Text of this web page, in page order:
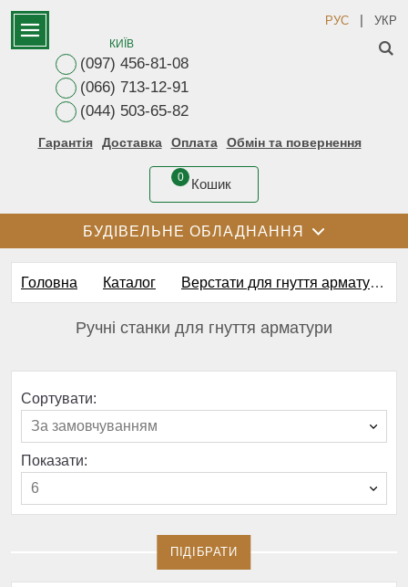
КИЇВ
(097) 456-81-08
(066) 713-12-91
(044) 503-65-82
Гарантія Доставка Оплата Обмін та повернення
0 Кошик
РУС | УКР
БУДІВЕЛЬНЕ ОБЛАДНАННЯ
Головна Каталог Верстати для гнуття арматури
Ручні станки для гнуття арматури
Сортувати:
За замовчуванням
Показати:
6
ПІДІБРАТИ